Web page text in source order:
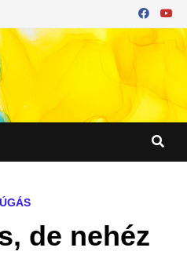
de nehéz